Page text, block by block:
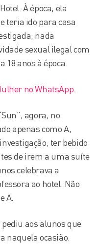
À época, ela
teria ido para casa
nada
sexual ilegal com
18 anos à época.
no WhatsApp.
agora, no
apenas como A,
ter bebido
de irem a uma suíte
celebrava a
ao hotel. Não
A.
aos alunos que
naquela ocasião.